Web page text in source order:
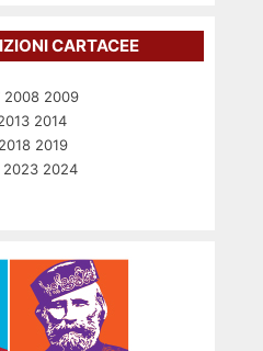
CARTACEE
2008 2009
2014
2018 2019
2023 2024